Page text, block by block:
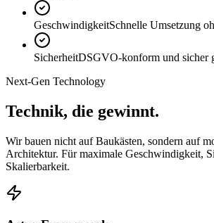
GeschwindigkeitSchnelle Umsetzung
SicherheitDSGVO-konform und sicher
Next-Gen Technology
Technik, die gewinnt.
Wir bauen nicht auf Baukästen, sondern auf
Architektur. Für maximale Geschwindigkeit,
Skalierbarkeit.